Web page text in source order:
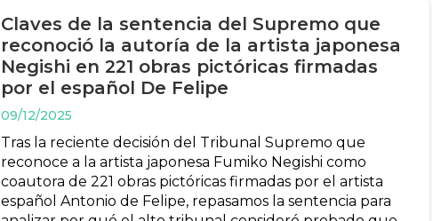
Claves de la sentencia del Supremo que
reconoció la autoría de la artista japonesa
Negishi en 221 obras pictóricas firmadas
por el español De Felipe
09/12/2025
Tras la reciente decisión del Tribunal Supremo que
reconoce a la artista japonesa Fumiko Negishi como
coautora de 221 obras pictóricas firmadas por el artista
español Antonio de Felipe, repasamos la sentencia para